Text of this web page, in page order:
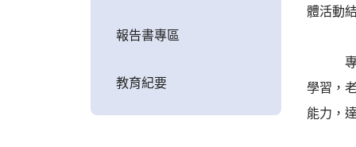
報告書專區
教育紀要
體活動
專業
學習，
能力，